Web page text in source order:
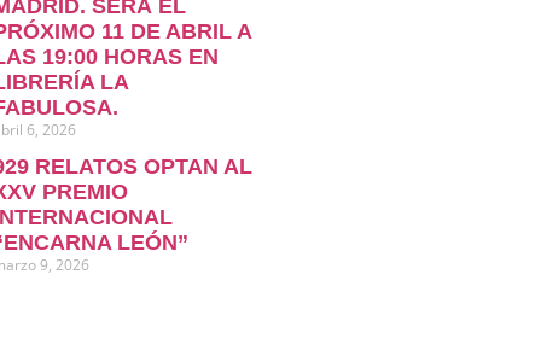
SERÁ EL
11 DE ABRIL A
19:00 HORAS EN
LA
6, 2026
RELATOS OPTAN AL
PREMIO
LEÓN”
9, 2026